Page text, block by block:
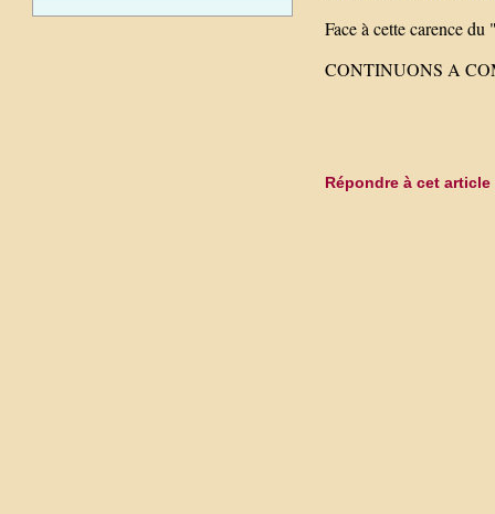
Face à cette carence
CONTINUONS A
Répondre à cet article